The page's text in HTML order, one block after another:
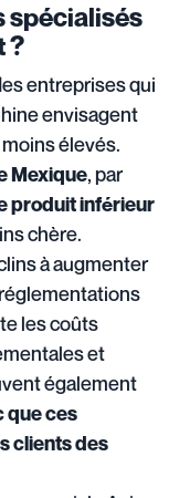
spécialisés
?
entreprises qui
envisagent
élevés.
Mexique, par
produit inférieur
chère.
à augmenter
les coûts
et
également
que ces
clients des